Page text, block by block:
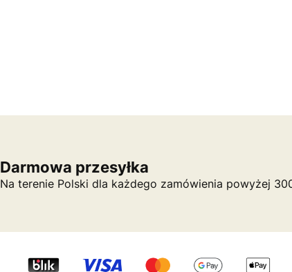
Darmowa przesyłka
Na terenie Polski dla każdego zamówienia powyżej